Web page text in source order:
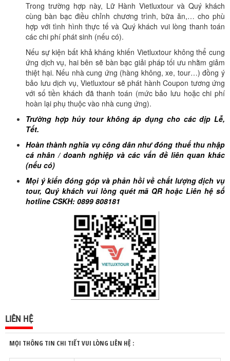
Trong trường hợp này, Lữ Hành Vietluxtour và Quý khách
cùng bàn bạc điều chỉnh chương trình, bữa ăn,… cho phù
hợp với tình hình thực tế và Quý khách vui lòng thanh toán
các chi phí phát sinh (nếu có).
Nếu sự kiện bất khả kháng khiến Vietluxtour không thể cung
ứng dịch vụ, hai bên sẽ bàn bạc giải pháp tối ưu nhằm giảm
thiệt hại. Nếu nhà cung ứng (hàng không, xe, tour…) đồng ý
bảo lưu dịch vụ, Vietluxtour sẽ phát hành Coupon tương ứng
với số tiền khách đã thanh toán (mức bảo lưu hoặc chi phí
hoàn lại phụ thuộc vào nhà cung ứng).
Trường hợp hủy tour không áp dụng cho các dịp Lễ,
Tết.
Hoàn thành nghĩa vụ công dân như đóng thuế thu nhập
cá nhân / doanh nghiệp và các vấn đề liên quan khác
(nếu có)
Mọi ý kiến đóng góp và phản hồi về chất lượng dịch vụ
tour, Quý khách vui lòng quét mã QR hoặc Liên hệ số
hotline CSKH: 0899 808181
LIÊN HỆ
MỌI THÔNG TIN CHI TIẾT VUI LÒNG LIÊN HỆ :